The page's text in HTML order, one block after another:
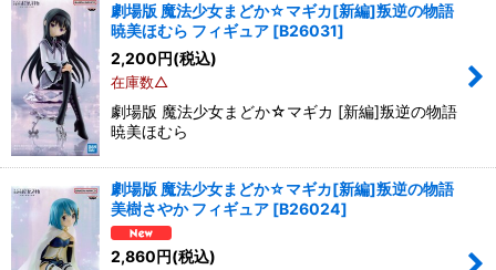
劇場版 魔法少女まどか☆マギカ[新編]叛逆の物語
暁美ほむら フィギュア [B26031]
2,200円(税込)
在庫数△
劇場版 魔法少女まどか☆マギカ [新編]叛逆の物語
暁美ほむら
劇場版 魔法少女まどか☆マギカ[新編]叛逆の物語
美樹さやか フィギュア [B26024]
2,860円(税込)